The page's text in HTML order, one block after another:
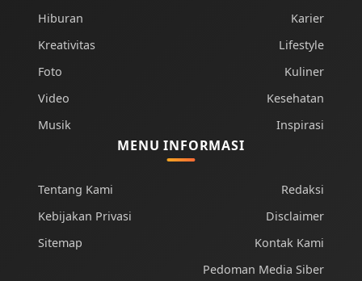
Hiburan
Kreativitas
Foto
Video
Musik
Karier
Lifestyle
Kuliner
Kesehatan
Inspirasi
MENU INFORMASI
Tentang Kami
Kebijakan Privasi
Sitemap
Redaksi
Disclaimer
Kontak Kami
Pedoman Media Siber